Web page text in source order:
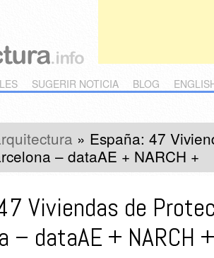
SUGERIR NOTICIA BLOG
» España: 47
– dataAE + NARCH +
Viviendas de
– dataAE + NARCH +